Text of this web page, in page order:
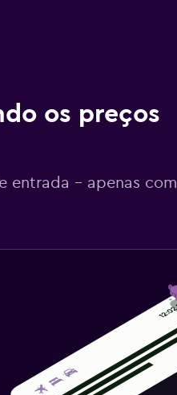
os preços
entrada - apenas com